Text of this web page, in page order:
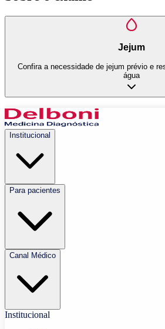
Jejum
Confira a necessidade de jejum prévio e
água
Institucional
Para pacientes
Canal Médico
Institucional